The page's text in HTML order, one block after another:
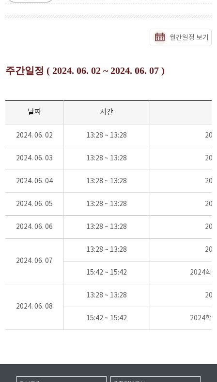
월간일정 보기
주간일정 ( 2024. 06. 02 ~ 2024. 06. 07 )
날짜 시간
2024. 06. 02 13:28 ~ 13:28
2024. 06. 03 13:28 ~ 13:28
2024. 06. 04 13:28 ~ 13:28
2024. 06. 05 13:28 ~ 13:28
2024. 06. 06 13:28 ~ 13:28
2024. 06. 07
13:28 ~ 13:28
15:42 ~ 15:42 2024학
2024. 06. 08
13:28 ~ 13:28
15:42 ~ 15:42 2024학